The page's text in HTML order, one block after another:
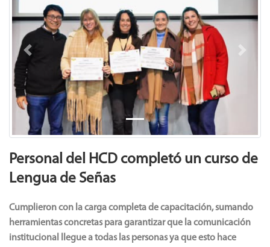
Previous
Personal del HCD completó un curso de
Lengua de Señas
Cumplieron con la carga completa de capacitación, sumando
herramientas concretas para garantizar que la comunicación
institucional llegue a todas las personas ya que esto hace